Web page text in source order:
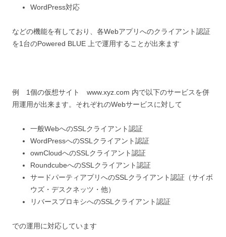
WordPress対応
などの機能を有しており、各Webアプリへのクライアント認証
を1台のPowered BLUE 上で運用することが出来ます
例 1個の仮想サイト www.xyz.com 内で以下のサービスを併
用運用が出来ます。それぞれのWebサービスに対して
一般WebへのSSLクライアント認証
WordPressへのSSLクライアント認証
ownCloudへのSSLクライアント認証
RoundcubeへのSSLクライアント認証
サードパーティアプリへのSSLクライアント認証（サイボ
ウズ・デスクネッツ・他）
リバースプロキシへのSSLクライアント認証
での運用に対応しています